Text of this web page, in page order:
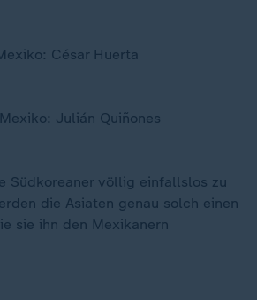
César Huerta
Julián Quiñones
Südkoreaner völlig einfallslos zu
die Asiaten genau solch einen
sie ihn den Mexikanern